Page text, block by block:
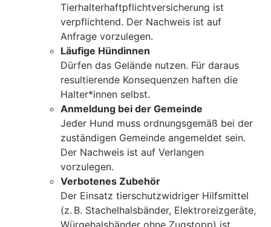
Tierhalterhaftpflichtversicherung ist
verpflichtend. Der Nachweis ist auf
Anfrage vorzulegen.
Läufige Hündinnen
Dürfen das Gelände nutzen. Für daraus
resultierende Konsequenzen haften die
Halter*innen selbst.
Anmeldung bei der Gemeinde
Jeder Hund muss ordnungsgemäß bei der
zuständigen Gemeinde angemeldet sein.
Der Nachweis ist auf Verlangen
vorzulegen.
Verbotenes Zubehör
Der Einsatz tierschutzwidriger Hilfsmittel
(z. B. Stachelhalsbänder, Elektroreizgeräte,